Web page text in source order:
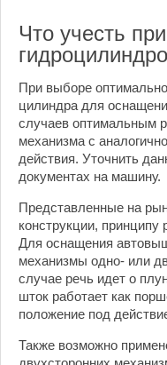
Что учесть
При выборе
цилиндра для
случаев оптимальным
механизма с
действия. Уточнить
документах на машину.
Представленные на
конструкции,
Для оснащения
механизмы одно- или
случае речь идет о
шток работает как
положение под
Также возможно